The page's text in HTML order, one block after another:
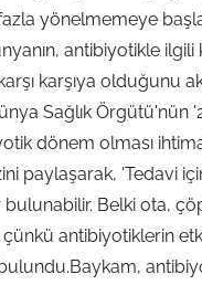
yönelmemeye
antibiyotikle
karşıya olduğunu
Sağlık Örgütü'nün
dönem olması
paylaşarak, 'Tedavi
Belki ota,
antibiyotiklerin